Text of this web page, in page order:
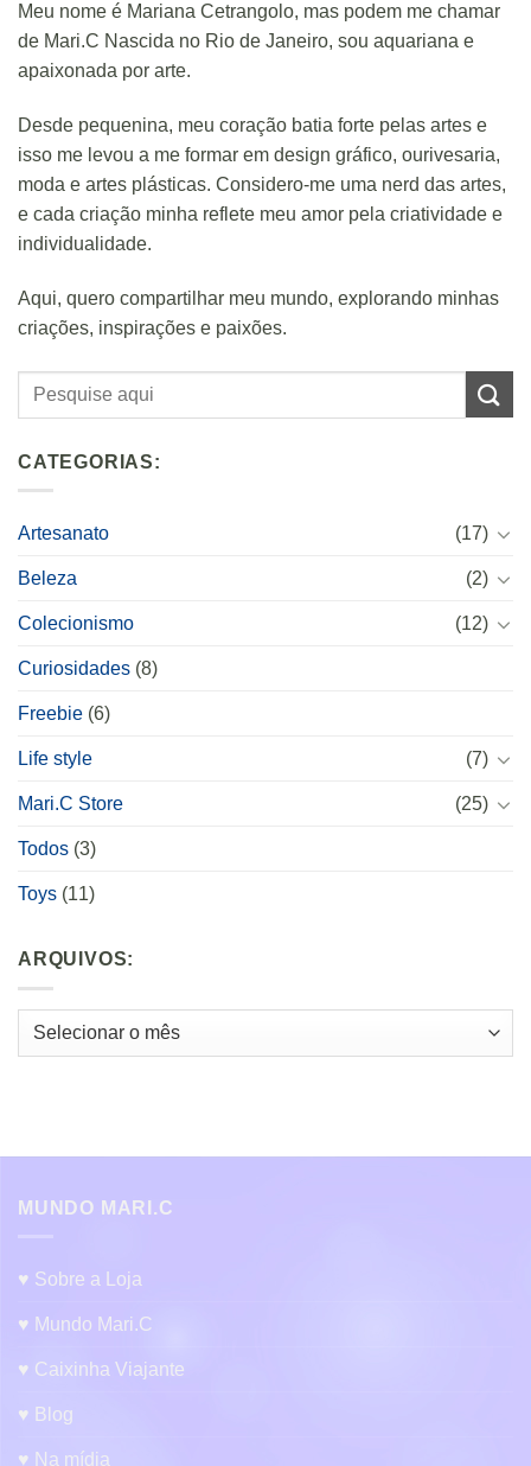
Meu nome é Mariana Cetrangolo, mas podem me chamar
de Mari.C Nascida no Rio de Janeiro, sou aquariana e
apaixonada por arte.
Desde pequenina, meu coração batia forte pelas artes e
isso me levou a me formar em design gráfico, ourivesaria,
moda e artes plásticas. Considero-me uma nerd das artes,
e cada criação minha reflete meu amor pela criatividade e
individualidade.
Aqui, quero compartilhar meu mundo, explorando minhas
criações, inspirações e paixões.
CATEGORIAS:
Artesanato (17)
Beleza (2)
Colecionismo (12)
Curiosidades (8)
Freebie (6)
Life style (7)
Mari.C Store (25)
Todos (3)
Toys (11)
ARQUIVOS:
Arquivos:
MUNDO MARI.C
♥ Sobre a Loja
♥ Mundo Mari.C
♥ Caixinha Viajante
♥ Blog
♥ Na mídia